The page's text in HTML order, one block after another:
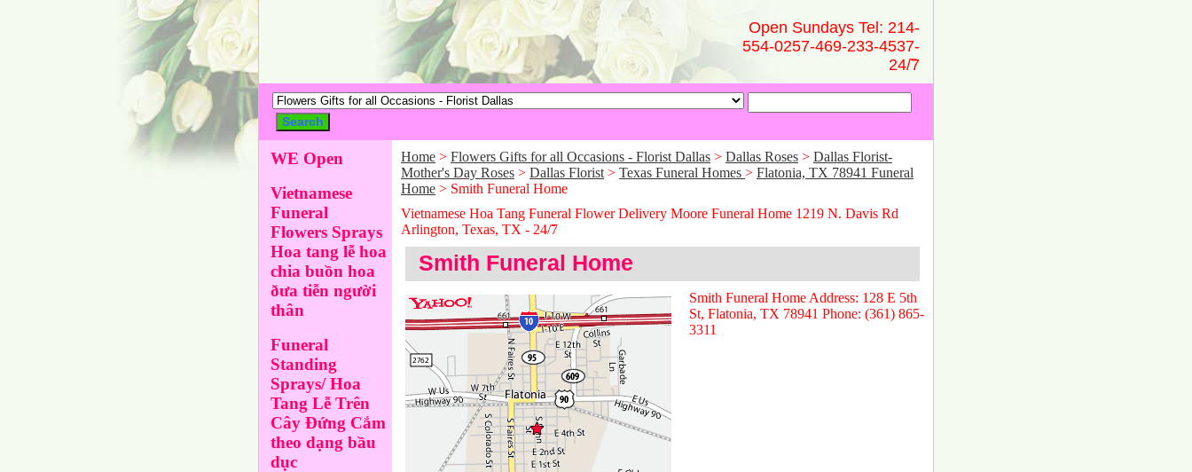
Open Sundays Tel: 214-
554-0257-469-233-4537-
24/̃7
Home > Flowers Gifts for all Occasions - Florist Dallas > Dallas Roses > Dallas Florist-
Mother's Day Roses > Dallas Florist > Texas Funeral Homes > Flatonia, TX 78941 Funeral
Home > Smith Funeral Home
Vietnamese Hoa Tang Funeral Flower Delivery Moore Funeral Home 1219 N. Davis Rd
Arlington, Texas, TX - 24/̃7
Smith Funeral Home
Smith Funeral Home Address: 128 E 5th
St, Flatonia, TX 78941 Phone: (361) 865-
3311
WE Open
Vietnamese
Funeral
Flowers Sprays
Hoa tang lễ hoa
chia buồn hoa
ðưa tiễn người
thân
Funeral
Standing
Sprays/ Hoa
Tang Lễ Trên
Cây Đứng Cắm
theo dạng bầu
dục